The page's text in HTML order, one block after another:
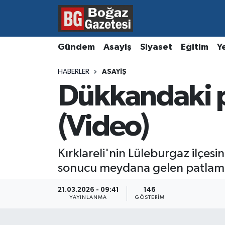
Gündem Asayiş Siyaset Eğitim
HABERLER ASAYIŞ
Dükkandaki
(Video)
Kırklareli'nin Lüleburgaz
sonucu meydana gelen
21.03.2026 - 09:41
YAYINLANMA
146
GÖSTERIM
Asayiş
Gündem
Kültür ve Sanat
Magazin
Resmi İlanlar
Hava Durumu
Süper Lig Puan Durumu ve Fikstür
Tüm Manşetler
Son Dakika Haberleri
Haber Arşivi